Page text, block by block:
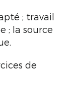
; travail
; la source
de